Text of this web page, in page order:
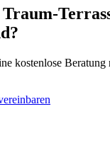
?
kostenlose Beratung